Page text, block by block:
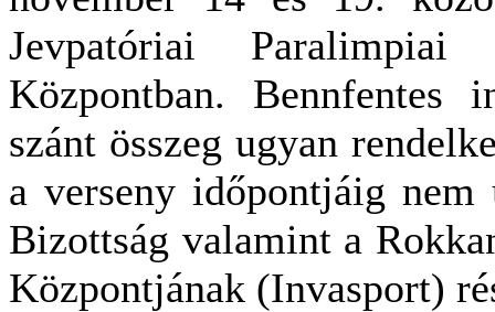
Jevpatóriai
Központban. Bennfentes
szánt összeg ugyan
a verseny időpontjáig
Bizottság valamint a
Központjának (Invasport)